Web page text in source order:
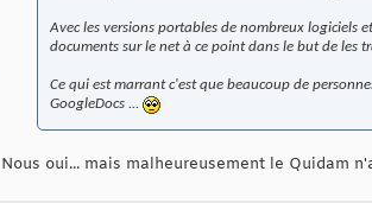
Avec les versions portables de nombreux logiciels
documents sur le net à ce point dans le but de les
Ce qui est marrant c'est que beaucoup de
GoogleDocs ...
Nous oui... mais malheureusement le Quidam